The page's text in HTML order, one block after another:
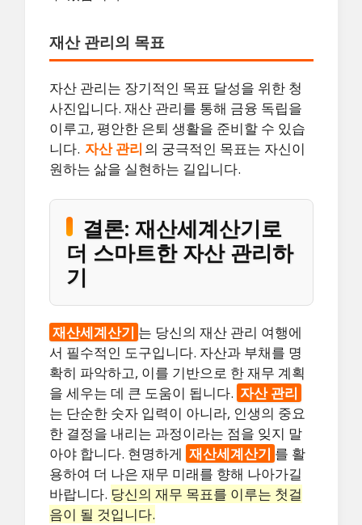
재산 관리의 목표
자산 관리는 장기적인 목표 달성을 위한 청
사진입니다. 재산 관리를 통해 금융 독립을
이루고, 평안한 은퇴 생활을 준비할 수 있습
니다. 자산 관리 의 궁극적인 목표는 자신이
원하는 삶을 실현하는 길입니다.
결론: 재산세계산기로
더 스마트한 자산 관리하
기
재산세계산기 는 당신의 재산 관리 여행에
서 필수적인 도구입니다. 자산과 부채를 명
확히 파악하고, 이를 기반으로 한 재무 계획
을 세우는 데 큰 도움이 됩니다. 자산 관리
는 단순한 숫자 입력이 아니라, 인생의 중요
한 결정을 내리는 과정이라는 점을 잊지 말
아야 합니다. 현명하게 재산세계산기 를 활
용하여 더 나은 재무 미래를 향해 나아가길
바랍니다. 당신의 재무 목표를 이루는 첫걸
음이 될 것입니다.